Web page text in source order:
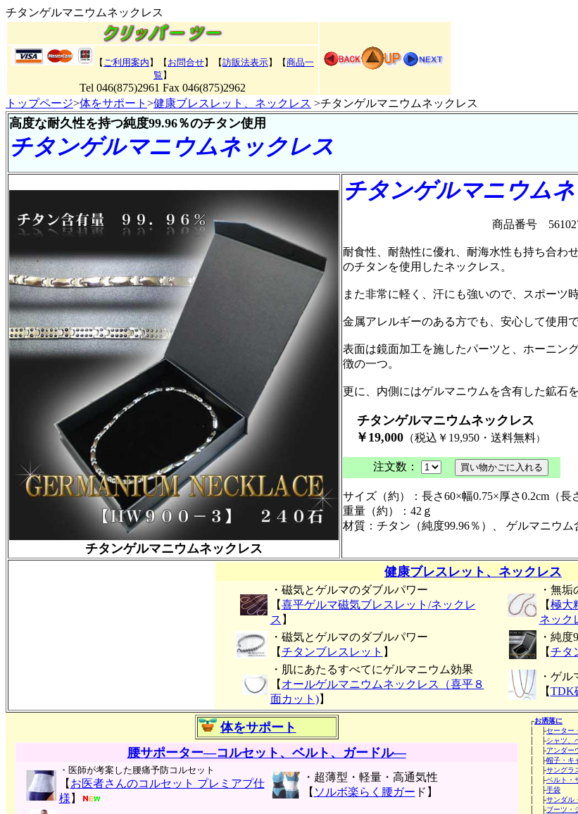
チタンゲルマニウムネックレス
【 ご利用案内 】【 お問合せ】【訪販法表示】 【商品一
覧 】
Tel 046(875)2961 Fax 046(875)2962
トップページ>体をサポート >健康ブレスレット、ネックレス >チタンゲルマニウムネックレス
高度な耐久性を持つ純度99.96％のチタン使用
チタンゲルマニウムネックレス
チタンゲルマニウムネックレス
チタンゲルマニウム
商品番号
耐食性、耐熱性に優れ、耐海水性も持ち合わ
のチタンを使用したネックレス。
また非常に軽く、汗にも強いので、スポーツ
金属アレルギーのある方でも、安心して使用で
表面は鏡面加工を施したパーツと、ホーニン
徴の一つ。
更に、内側にはゲルマニウムを含有した鉱石
チタンゲルマニウムネックレス
￥19,000 （税込￥19,950・送料無料）
注文数：
サイズ（約）：長さ60×幅0.75×厚さ0.2cm（長
重量（約）：42ｇ
材質：チタン（純度99.96％）、 ゲルマニウム
健康ブレスレット、ネックレス
・磁気とゲルマのダブルパワー
【喜平ゲルマ磁気ブレスレット/ネックレ
ス 】
・無
【極大
ネック
・磁気とゲルマのダブルパワー
【チタンブレスレット 】
・純
【チタ
・肌にあたるすべてにゲルマニウム効果
【 オールゲルマニウムネックレス（喜平８
面カット)】
・ゲ
【TDK
体をサポート ┌お洒落に
│ ├セーター
│ ├シャツ、
│ ├アンダー
│ ├帽子・キ
│ ├サングラ
│ ├ベルト・
│ ├手袋
│ ├サンダル
│ ├ブーツ・
腰サポーター―コルセット、ベルト、ガードル―
・医師が考案した腰痛予防コルセット
【 お医者さんのコルセット プレミアプ仕
様 】
・超薄型・軽量・高通気性
【 ソルボ楽らく腰ガー ド】